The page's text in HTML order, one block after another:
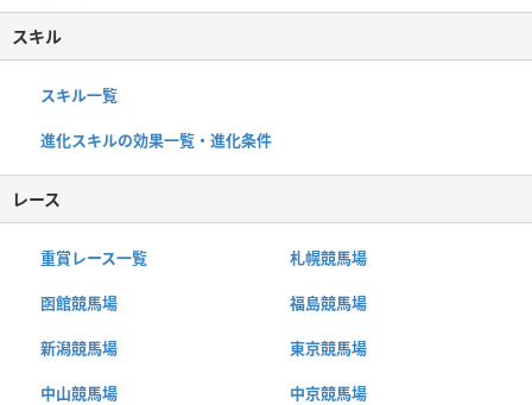
スキル
スキル一覧
進化スキルの効果一覧・進化条件
レース
重賞レース一覧 札幌競馬場
函館競馬場 福島競馬場
新潟競馬場 東京競馬場
中山競馬場 中京競馬場